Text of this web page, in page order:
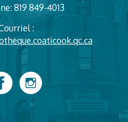
819 849-4013
: